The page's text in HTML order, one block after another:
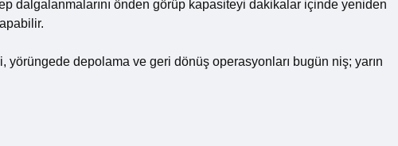
dalgalanmalarını önden görüp kapasiteyi dakikalar içinde yeniden
yörüngede depolama ve geri dönüş operasyonları bugün niş; yarın